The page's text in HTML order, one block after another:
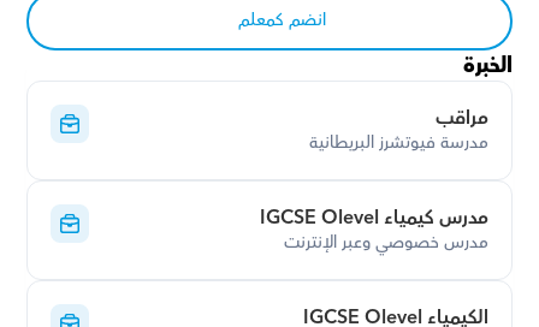
انضم كمعلم
الخبرة
مراقب
مدرسة فيوتشرز البريطانية
مدرس كيمياء IGCSE Olevel
مدرس خصوصي وعبر الإنترنت
الكيمياء IGCSE Olevel